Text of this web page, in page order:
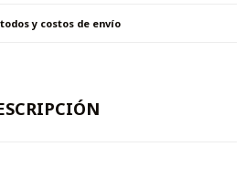
y costos de envío